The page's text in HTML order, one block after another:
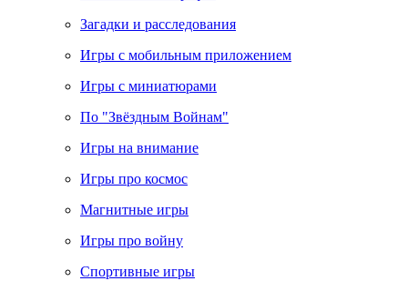
Загадки и расследования
Игры с мобильным приложением
Игры с миниатюрами
По "Звёздным Войнам"
Игры на внимание
Игры про космос
Магнитные игры
Игры про войну
Спортивные игры